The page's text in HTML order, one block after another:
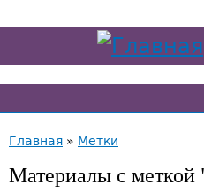
Главная » Метки
Материалы с меткой